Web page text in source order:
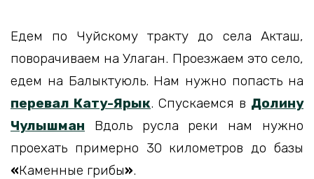
Едем по Чуйскому тракту до села Акташ,
поворачиваем на Улаган. Проезжаем это село,
едем на Балыктуюль. Нам нужно попасть на
перевал Кату-Ярык. Спускаемся в Долину
Чулышман Вдоль русла реки нам нужно
проехать примерно 30 километров до базы
«Каменные грибы».